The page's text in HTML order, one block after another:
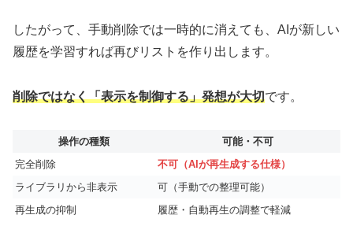
したがって、手動削除では一時的に消えても、AIが新しい
履歴を学習すれば再びリストを作り出します。
削除ではなく「表示を制御する」発想が大切です。
操作の種類
可能・不可
完全削除
不可（AIが再生成する仕様）
ライブラリから非表示
可（手動での整理可能）
再生成の抑制
履歴・自動再生の調整で軽減